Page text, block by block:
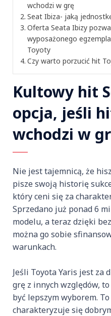
wchodzi w grę
Seat Ibiza- jaką
Oferta Seata Ibizy
wyposażonego
Toyoty
Czy warto porzucić hit
Kultowy hit
opcja, jeśli
wchodzi w
Nie jest tajemnicą, że
pisze swoją historię
który ceni się za
Sprzedano już ponad 6
modelu, a teraz dzięki
można go sobie
warunkach.
Jeśli Toyota Yaris jest za
grę z innych względów,
być lepszym wyborem.
charakteryzuje się